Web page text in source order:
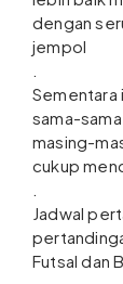
dengan
jempol
Sementara
sama-
masing-
cukup
Jadwal
Futsal dan